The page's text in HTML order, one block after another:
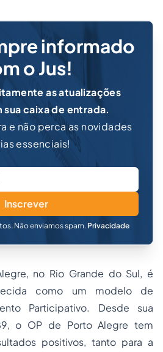
informado
o Jus!
as atualizações
sua caixa de entrada.
e não perca as novidades
essenciais!
Inscrever
Não enviamos spam. Privacidade
no Rio Grande do Sul, é
como um modelo de
Participativo. Desde sua
o OP de Porto Alegre tem
positivos, tanto para a